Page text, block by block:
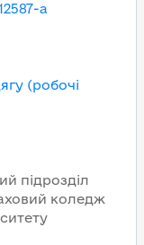
a
(робочі
підрозділ
коледж